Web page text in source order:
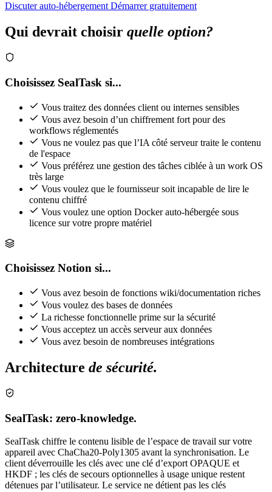
Discuter auto-hébergementDémarrer gratuitement
Qui devrait choisir quelle option?
Choisissez SealTask si...
Vous traitez des données client ou internes sensibles
Vous avez besoin d’un chiffrement fort pour des
workflows réglementés
Vous ne voulez pas que l’IA côté serveur traite le contenu
de l'espace
Vous préférez une gestion des tâches ciblée à un work OS
très large
Vous voulez que le fournisseur soit incapable de lire le
contenu chiffré
Vous voulez une option Docker auto-hébergée sous
licence sur votre propre matériel
Choisissez Notion si...
Vous avez besoin de fonctions wiki/documentation riches
Vous voulez des bases de données
La richesse fonctionnelle prime sur la sécurité
Vous acceptez un accès serveur aux données
Vous avez besoin de nombreuses intégrations
Architecture de sécurité.
SealTask: zero-knowledge.
SealTask chiffre le contenu lisible de l’espace de travail sur votre
appareil avec ChaCha20-Poly1305 avant la synchronisation. Le
client déverrouille les clés avec une clé d’export OPAQUE et
HKDF ; les clés de secours optionnelles à usage unique restent
détenues par l’utilisateur. Le service ne détient pas les clés